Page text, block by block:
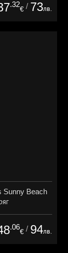
.32
€ / 73лв.
Sunny Beach
.06
€ / 94лв.